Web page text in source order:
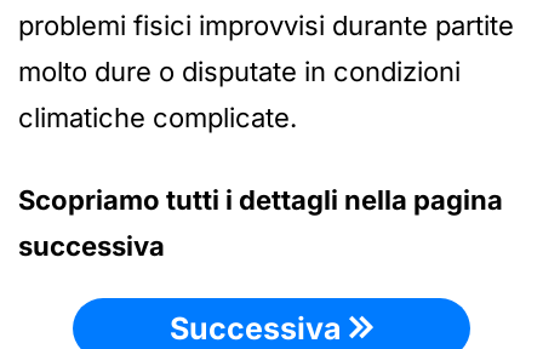
problemi fisici improvvisi durante partite
molto dure o disputate in condizioni
climatiche complicate.
Scopriamo tutti i dettagli nella pagina
successiva
Successiva